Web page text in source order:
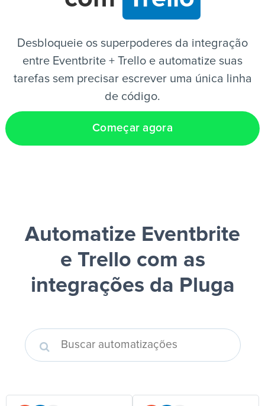
Desbloqueie os superpoderes da integração
entre Eventbrite + Trello e automatize suas
tarefas sem precisar escrever uma única linha
de código.
Começar agora
Automatize Eventbrite
e Trello com as
integrações da Pluga